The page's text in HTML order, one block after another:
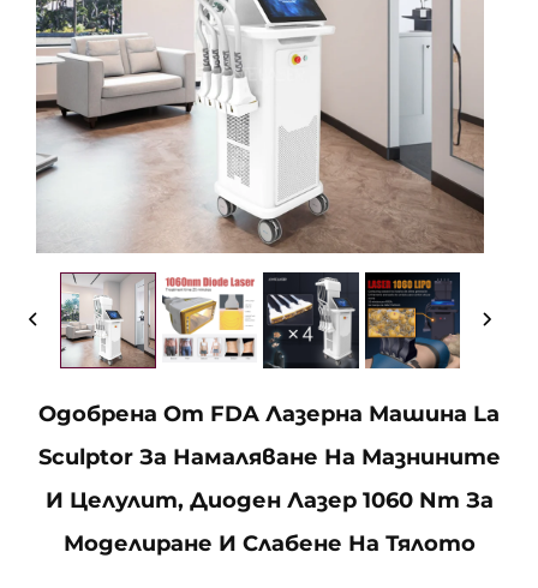
Одобрена От FDA Лазерна Машина La
Sculptor За Намаляване На Мазнините
И Целулит, Диоден Лазер 1060 Nm За
Моделиране И Слабене На Тялото